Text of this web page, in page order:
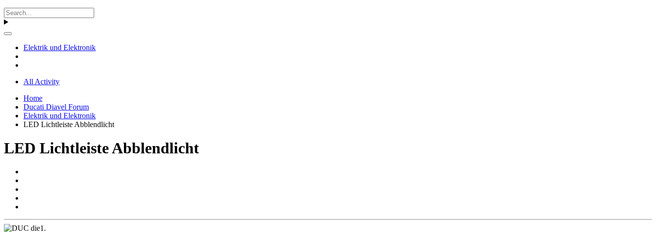
Elektrik und Elektronik
All Activity
Home
Ducati Diavel Forum
Elektrik und Elektronik
LED Lichtleiste Abblendlicht
LED Lichtleiste Abblendlicht